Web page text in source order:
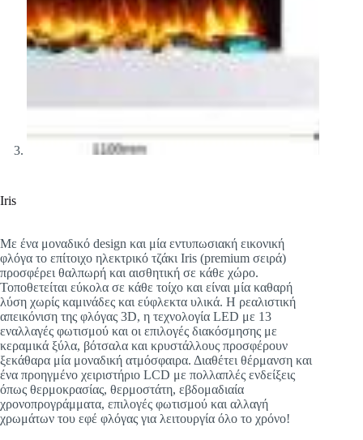
Iris
Με ένα μοναδικό design και μία εντυπωσιακή εικονική
φλόγα το επίτοιχο ηλεκτρικό τζάκι Iris (premium σειρά)
προσφέρει θαλπωρή και αισθητική σε κάθε χώρο.
Τοποθετείται εύκολα σε κάθε τοίχο και είναι μία καθαρή
λύση χωρίς καμινάδες και εύφλεκτα υλικά. Η ρεαλιστική
απεικόνιση της φλόγας 3D, η τεχνολογία LED με 13
εναλλαγές φωτισμού και οι επιλογές διακόσμησης με
κεραμικά ξύλα, βότσαλα και κρυστάλλους προσφέρουν
ξεκάθαρα μία μοναδική ατμόσφαιρα. Διαθέτει θέρμανση και
ένα προηγμένο χειριστήριο LCD με πολλαπλές ενδείξεις
όπως θερμοκρασίας, θερμοστάτη, εβδομαδιαία
χρονοπρογράμματα, επιλογές φωτισμού και αλλαγή
χρωμάτων του εφέ φλόγας για λειτουργία όλο το χρόνο!